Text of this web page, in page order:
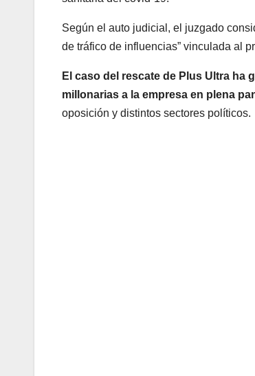
Según el auto judicial, el juzgado
de tráfico de influencias” vinculada al
El caso del rescate de Plus Ultra ha
millonarias a la empresa en plena
oposición y distintos sectores políticos.